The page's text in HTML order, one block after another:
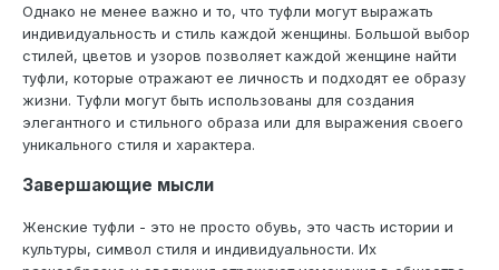
Однако не менее важно и то, что туфли могут выражать
индивидуальность и стиль каждой женщины. Большой выбор
стилей, цветов и узоров позволяет каждой женщине найти
туфли, которые отражают ее личность и подходят ее образу
жизни. Туфли могут быть использованы для создания
элегантного и стильного образа или для выражения своего
уникального стиля и характера.
Завершающие мысли
Женские туфли - это не просто обувь, это часть истории и
культуры, символ стиля и индивидуальности. Их